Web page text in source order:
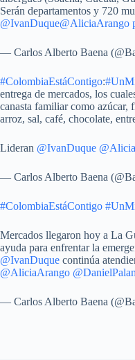
Serán departamentos y 720
@IvanDuque@AliciaArango
— Carlos Alberto Baena
#ColombiaEstáContigo:
entrega de mercados, los
canasta familiar como azúcar,
arroz, sal, café, chocolate,
Lideran @IvanDuque
— Carlos Alberto Baena
#ColombiaEstáContigo
Mercados llegaron hoy a La
ayuda para enfrentar la
@IvanDuque continúa
@AliciaArango
— Carlos Alberto Baena